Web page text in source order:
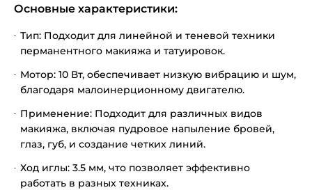
Основные характеристики:
Тип: Подходит для линейной и теневой техники
перманентного макияжа и татуировок.
Мотор: 10 Вт, обеспечивает низкую вибрацию и шум,
благодаря малоинерционному двигателю.
Применение: Подходит для различных видов
макияжа, включая пудровое напыление бровей,
глаз, губ, и создание четких линий.
Ход иглы: 3.5 мм, что позволяет эффективно
работать в разных техниках.